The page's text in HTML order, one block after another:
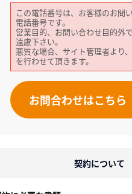
この電話番号は、お客様のお問
電話番号です。
営業目的、お問い合わせ目的外
遠慮下さい。
悪質な場合、サイト管理者より
を行わせて頂きます。
お問合わせはこちら
契約について